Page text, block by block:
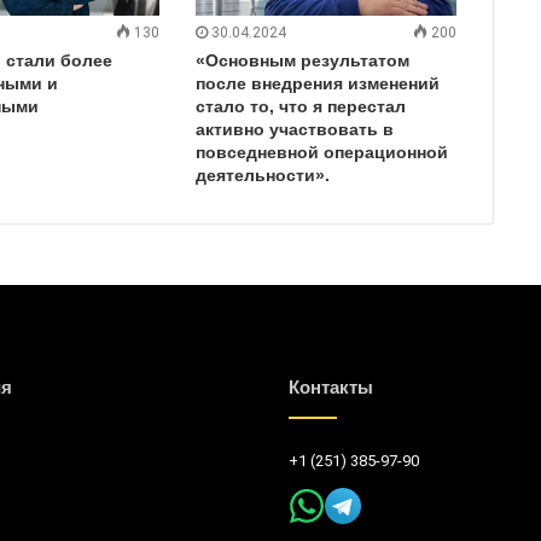
130
стали более
и
30.04.2024 200
«Основным результатом
после внедрения изменений
стало то, что я перестал
активно участвовать в
повседневной операционной
деятельности».
Контакты
+1 (251) 385-97-90